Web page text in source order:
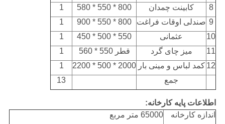
8
کابینت چمدان 800 * 550 * 580
1
9 صندلی اوقات فراغت 800 * 550 * 900
1
10
عثمانی 550 * 500 * 450
1
11
میز چای گرد قطر 550 * 560
1
12 کمد لباس و مینی بار 2000 * 500 * 2200
1
جمع
13
اطلاعات پایه کارخانه:
اندازه کارخانه
65000 متر مربع